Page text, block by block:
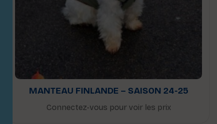
MANTEAU FINLANDE – SAISON 24-25
Connectez-vous pour voir les prix